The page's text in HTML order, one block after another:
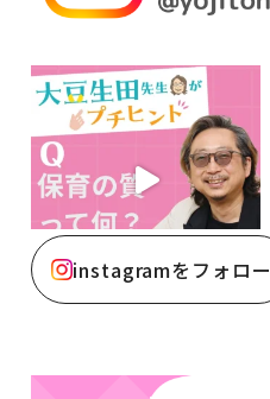
instagramをフォロー